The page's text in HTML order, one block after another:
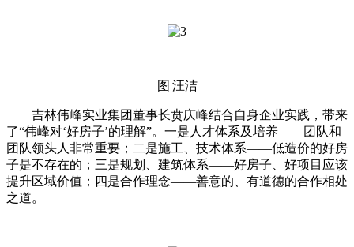
图|汪洁
吉林伟峰实业集团董事长贲庆峰结合自身企业实践，带来
了“伟峰对‘好房子’的理解”。一是人才体系及培养——团队和
团队领头人非常重要；二是施工、技术体系——低造价的好房
子是不存在的；三是规划、建筑体系——好房子、好项目应该
提升区域价值；四是合作理念——善意的、有道德的合作相处
之道。